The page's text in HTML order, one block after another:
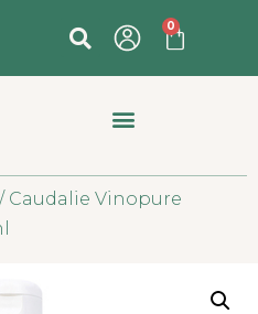
0
/ Caudalie Vinopure